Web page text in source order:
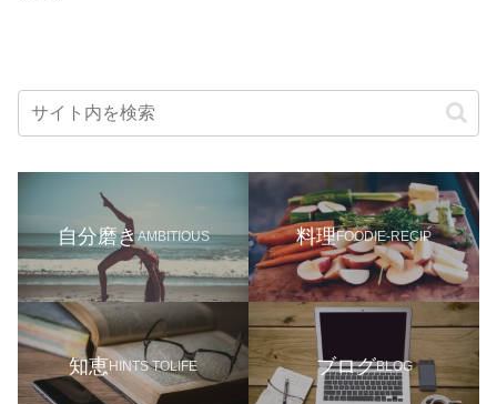
自分磨きAMBITIOUS 料理FOODIE-RECIP
知恵HINTS TOLIFE ブログBLOG